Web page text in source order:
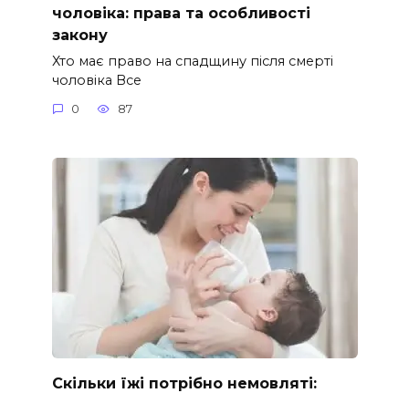
чоловіка: права та особливості
закону
Хто має право на спадщину після смерті
чоловіка Все
0 87
Скільки їжі потрібно немовляті: